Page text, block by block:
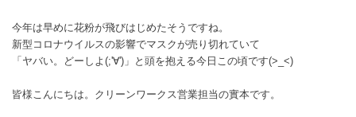
今年は早めに花粉が飛びはじめたそうですね。
新型コロナウイルスの影響でマスクが売り切れていて
「ヤバい。どーしよ(;'∀')」と頭を抱える今日この頃です(>_<)
皆様こんにちは。クリーンワークス営業担当の實本です。